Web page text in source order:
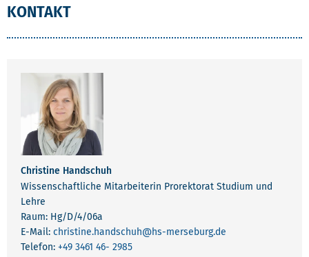
KONTAKT
KONTAKT
Christine Handschuh
Wissenschaftliche Mitarbeiterin Prorektorat Studium und
Lehre
Raum: Hg/D/4/06a
E-Mail: christine.handschuh@hs-merseburg.de
Telefon: +49 3461 46- 2985